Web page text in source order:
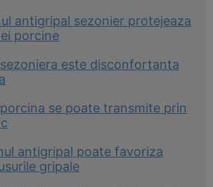
antigripal sezonier protejeaza
porcine
este disconfortanta
se poate transmite prin
antigripal poate favoriza
gripale